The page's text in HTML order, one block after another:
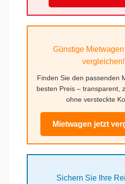
Günstige
vergleichen!
Finden Sie den passenden
besten Preis – transparent,
ohne versteckte
Mietwagen jetzt
Sichern Sie Ihre